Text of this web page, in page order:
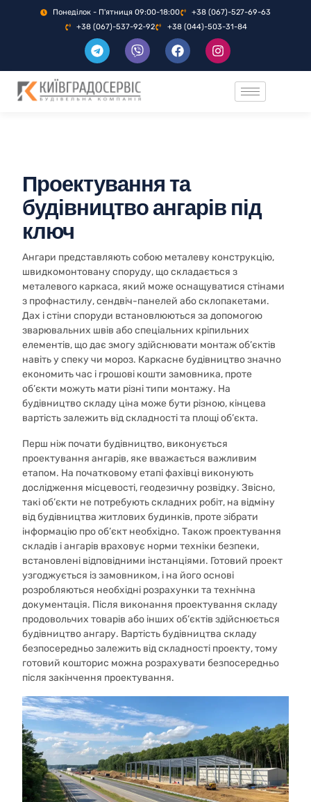
Понеділок - П'ятниця 09:00-18:00
+38 (067)-527-69-63
+38 (067)-537-92-92
+38 (044)-503-31-84
Проектування та
будівництво ангарів під
ключ
Ангари представляють собою металеву конструкцію,
швидкомонтовану споруду, що складається з
металевого каркаса, який може оснащуватися стінами
з профнастилу, сендвіч-панелей або склопакетами.
Дах і стіни споруди встановлюються за допомогою
зварювальних швів або спеціальних кріпильних
елементів, що дає змогу здійснювати монтаж об’єктів
навіть у спеку чи мороз. Каркасне будівництво значно
економить час і грошові кошти замовника, проте
об’єкти можуть мати різні типи монтажу. На
будівництво складу ціна може бути різною, кінцева
вартість залежить від складності та площі об’єкта.
Перш ніж почати будівництво, виконується
проектування ангарів, яке вважається важливим
етапом. На початковому етапі фахівці виконують
дослідження місцевості, геодезичну розвідку. Звісно,
такі об’єкти не потребують складних робіт, на відміну
від будівництва житлових будинків, проте зібрати
інформацію про об’єкт необхідно. Також проектування
складів і ангарів враховує норми техніки безпеки,
встановлені відповідними інстанціями. Готовий проект
узгоджується із замовником, і на його основі
розробляються необхідні розрахунки та технічна
документація. Після виконання проектування складу
продовольчих товарів або інших об’єктів здійснюється
будівництво ангару. Вартість будівництва складу
безпосередньо залежить від складності проекту, тому
готовий кошторис можна розрахувати безпосередньо
після закінчення проектування.